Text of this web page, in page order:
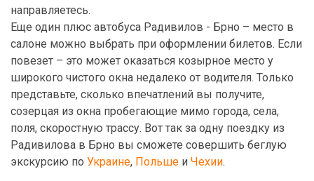
направляетесь.
Еще один плюс автобуса Радивилов - Брно – место в
салоне можно выбрать при оформлении билетов. Если
повезет – это может оказаться козырное место у
широкого чистого окна недалеко от водителя. Только
представьте, сколько впечатлений вы получите,
созерцая из окна пробегающие мимо города, села,
поля, скоростную трассу. Вот так за одну поездку из
Радивилова в Брно вы сможете совершить беглую
экскурсию по Украине, Польше и Чехии.